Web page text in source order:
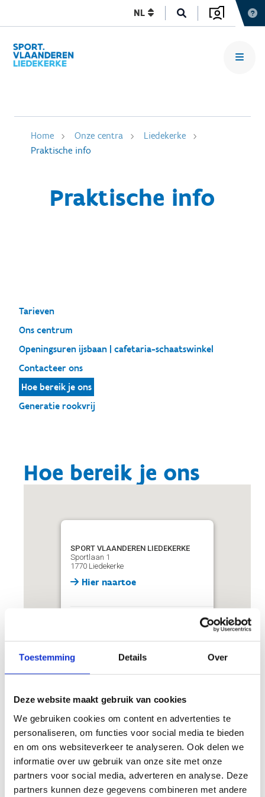
Toestemming Details Over
Deze website maakt gebruik van cookies
We gebruiken cookies om content en advertenties te
personaliseren, om functies voor social media te bieden
en om ons websiteverkeer te analyseren. Ook delen we
informatie over uw gebruik van onze site met onze
partners voor social media, adverteren en analyse. Deze
partners kunnen deze gegevens combineren met andere
NL
Home Onze centra
Liedekerke
Praktische info
Praktische info
Tarieven
Ons centrum
Openingsuren ijsbaan | cafetaria-schaatswinkel
Contacteer ons
Hoe bereik je ons
Generatie rookvrij
Hoe bereik je ons
SPORT VLAANDEREN LIEDEKERKE
Sportlaan 1
1770 Liedekerke
Hier naartoe
liedekerke@sport.vlaandere
+32 53 67 12 15
Met het openbaar vervoer
Kom je met de bus, dan kan je afstappen aan de